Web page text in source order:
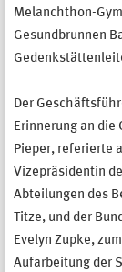
Melanchthon-
Gesundbrunnen
Der
Erinnerung an
Pieper, referierte
Vizepräsidentin
Abteilungen des
Titze, und der
Evelyn Zupke,
Aufarbeitung der